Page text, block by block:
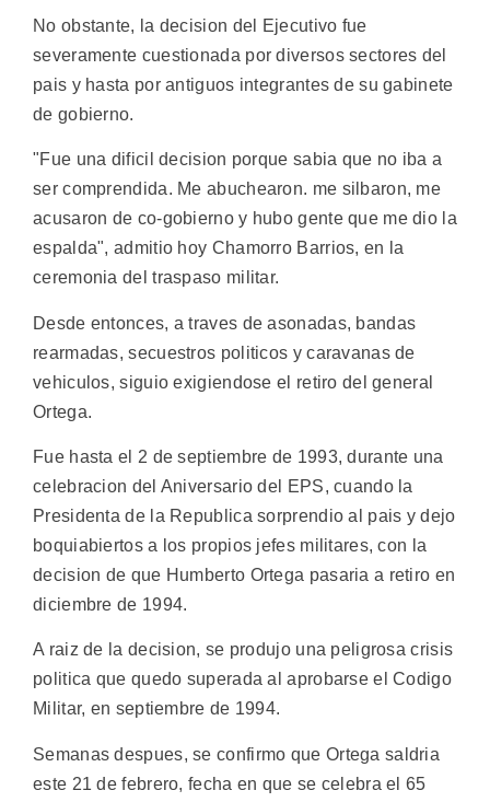
No obstante, la decision del Ejecutivo fue
severamente cuestionada por diversos sectores del
pais y hasta por antiguos integrantes de su gabinete
de gobierno.
"Fue una dificil decision porque sabia que no iba a
ser comprendida. Me abuchearon. me silbaron, me
acusaron de co-gobierno y hubo gente que me dio la
espalda", admitio hoy Chamorro Barrios, en la
ceremonia del traspaso militar.
Desde entonces, a traves de asonadas, bandas
rearmadas, secuestros politicos y caravanas de
vehiculos, siguio exigiendose el retiro del general
Ortega.
Fue hasta el 2 de septiembre de 1993, durante una
celebracion del Aniversario del EPS, cuando la
Presidenta de la Republica sorprendio al pais y dejo
boquiabiertos a los propios jefes militares, con la
decision de que Humberto Ortega pasaria a retiro en
diciembre de 1994.
A raiz de la decision, se produjo una peligrosa crisis
politica que quedo superada al aprobarse el Codigo
Militar, en septiembre de 1994.
Semanas despues, se confirmo que Ortega saldria
este 21 de febrero, fecha en que se celebra el 65